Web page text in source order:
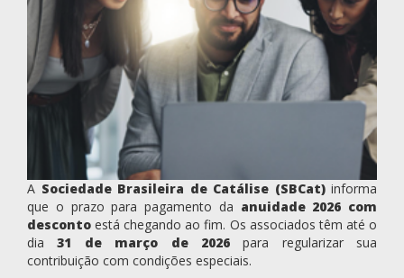
A Sociedade Brasileira de Catálise (SBCat)informa
que o prazo para pagamento da anuidade 2026 com
desconto está chegando ao fim. Os associados têm até o
dia31 de março de 2026para regularizar sua
contribuição com condições especiais.